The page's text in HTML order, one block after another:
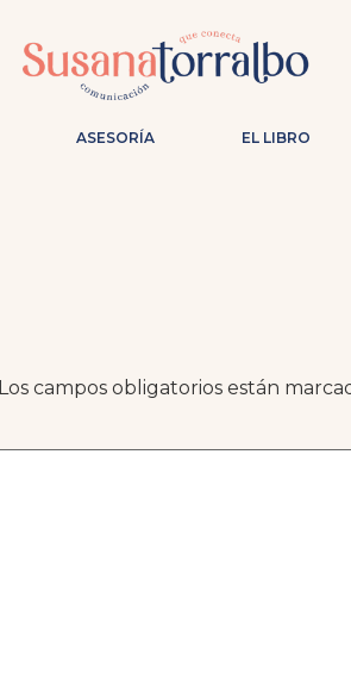
ASESORÍA EL LIBRO
Los campos obligatorios están